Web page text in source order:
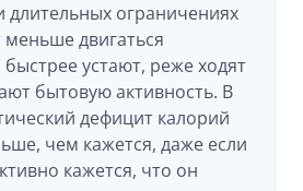
длительных ограничениях
двигаться
устают, реже ходят
бытовую активность. В
дефицит калорий
чем кажется, даже если
кажется, что он